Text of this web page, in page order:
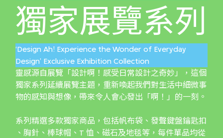
獨家展覽系列
‘Design Ah! Experience the Wonder of Everyday
Design’ Exclusive Exhibition Collection
靈感源自展覽「設計啊！感受日常設計之奇妙」，這個
獨家系列延續展覽主題，重新喚起我們對生活中細微事
物的感知與想像，帶來令人會心發出「啊！」的一刻。
系列精選多款獨家商品，包括帆布袋、發聲鍵盤鑰匙扣
、胸針、棒球帽、T 恤、磁石及地毯等，每件單品均從